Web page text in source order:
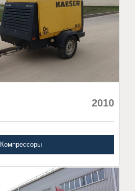
2010
Компрессоры